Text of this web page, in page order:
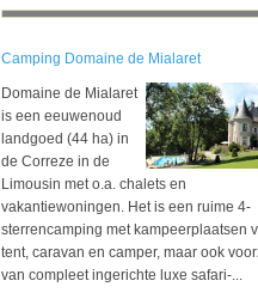
Camping Domaine de Mialaret
Domaine de Mialaret
is een eeuwenoud
landgoed (44 ha) in
de Correze in de
Limousin met o.a. chalets en
vakantiewoningen. Het is een ruime 4-
sterrencamping met kampeerplaatsen
tent, caravan en camper, maar ook
van compleet ingerichte luxe safari-...